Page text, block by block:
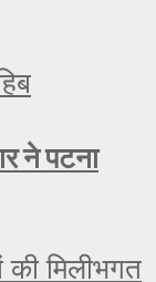
ने पटना